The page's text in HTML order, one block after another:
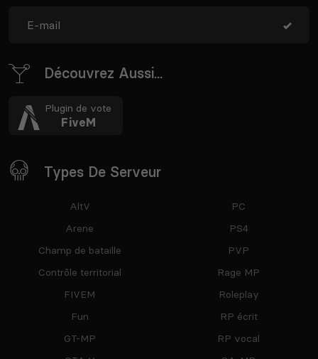
Découvrez Aussi...
Plugin de vote
FiveM
Types De Serveur
AltV
Arene
Champ de bataille
Contrôle territorial
FIVEM
Fun
GT-MP
PC
PS4
PVP
Rage MP
Roleplay
RP écrit
RP vocal